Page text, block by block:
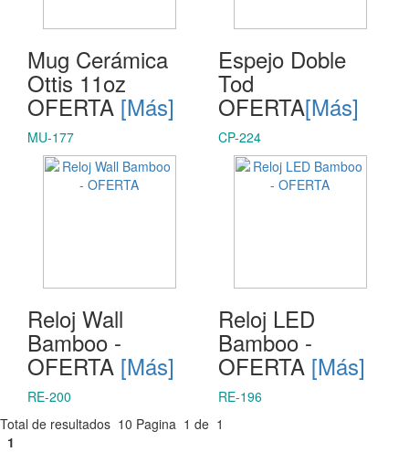
Mug Cerámica
Ottis 11oz
OFERTA [Más]
MU-177
Espejo Doble
Tod
OFERTA[Más]
CP-224
Reloj Wall
Bamboo -
OFERTA [Más]
RE-200
Reloj LED
Bamboo -
OFERTA [Más]
RE-196
Total de resultados 10 Pagina 1 de 1
1